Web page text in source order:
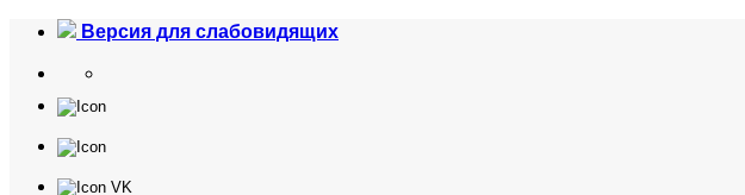
Skip
content
Версия для слабовидящих